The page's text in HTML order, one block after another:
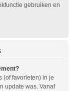
gebruiken en
(of favorieten) in je
update was. Vanaf